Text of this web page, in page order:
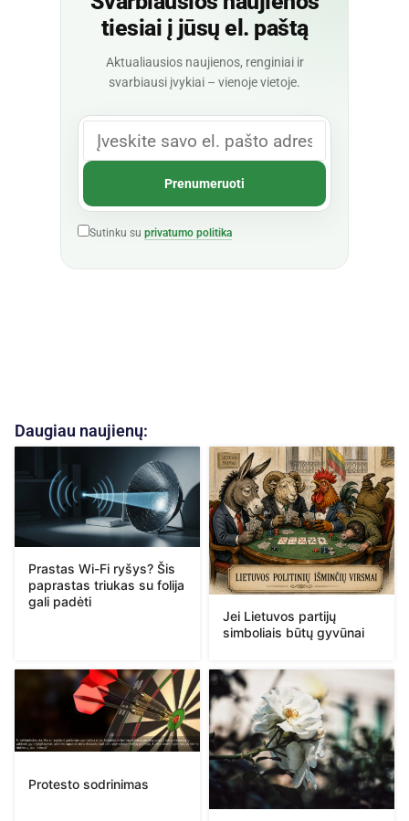
tiesiai į jūsų el. paštą
Aktualiausios naujienos, renginiai ir
svarbiausi įvykiai – vienoje vietoje.
Sutinku su privatumo politika
Daugiau naujienų:
Prastas Wi-Fi ryšys? Šis
paprastas triukas su folija
gali padėti
Jei Lietuvos partijų
simboliais būtų gyvūnai
Protesto sodrinimas